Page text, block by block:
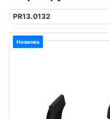
PR13.0132
Новинка